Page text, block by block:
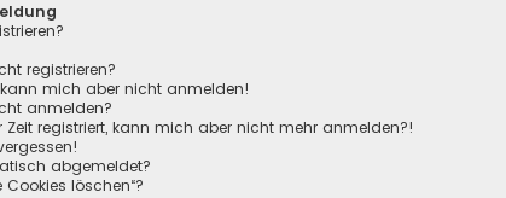
registrieren?
mich aber nicht anmelden!
anmelden?
registriert, kann mich aber nicht mehr anmelden?!
abgemeldet?
Cookies löschen“?